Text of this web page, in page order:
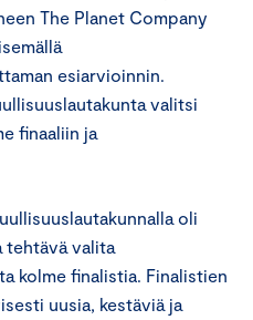
The Planet Company
esiarvioinnin.
valitsi
finaaliin ja
oli
tehtävä valita
kolme finalistia. Finalistien
uusia, kestäviä ja